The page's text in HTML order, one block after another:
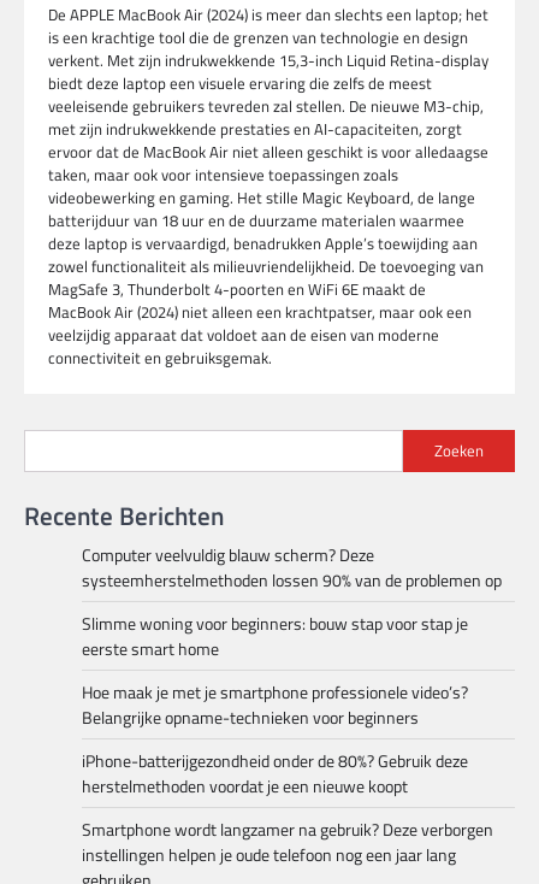
De APPLE MacBook Air (2024) is meer dan slechts een laptop; het
is een krachtige tool die de grenzen van technologie en design
verkent. Met zijn indrukwekkende 15,3-inch Liquid Retina-display
biedt deze laptop een visuele ervaring die zelfs de meest
veeleisende gebruikers tevreden zal stellen. De nieuwe M3-chip,
met zijn indrukwekkende prestaties en AI-capaciteiten, zorgt
ervoor dat de MacBook Air niet alleen geschikt is voor alledaagse
taken, maar ook voor intensieve toepassingen zoals
videobewerking en gaming. Het stille Magic Keyboard, de lange
batterijduur van 18 uur en de duurzame materialen waarmee
deze laptop is vervaardigd, benadrukken Apple’s toewijding aan
zowel functionaliteit als milieuvriendelijkheid. De toevoeging van
MagSafe 3, Thunderbolt 4-poorten en WiFi 6E maakt de
MacBook Air (2024) niet alleen een krachtpatser, maar ook een
veelzijdig apparaat dat voldoet aan de eisen van moderne
connectiviteit en gebruiksgemak.
Zoeken
Recente Berichten
Computer veelvuldig blauw scherm? Deze
systeemherstelmethoden lossen 90% van de problemen op
Slimme woning voor beginners: bouw stap voor stap je
eerste smart home
Hoe maak je met je smartphone professionele video’s?
Belangrijke opname-technieken voor beginners
iPhone-batterijgezondheid onder de 80%? Gebruik deze
herstelmethoden voordat je een nieuwe koopt
Smartphone wordt langzamer na gebruik? Deze verborgen
instellingen helpen je oude telefoon nog een jaar lang